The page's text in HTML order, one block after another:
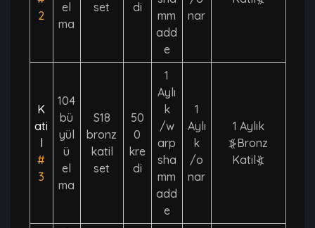
2
el
ma
set
di
mm
add
e
nar
K
ati
l
#
3
104
bü
yül
ü
el
ma
S18
bronz
katil
set
50
0
kre
di
1
Aylı
k
/w
arp
sha
mm
add
e
1
Aylı
k
/o
nar
1 Aylık
⦕Bronz
Katil⦖